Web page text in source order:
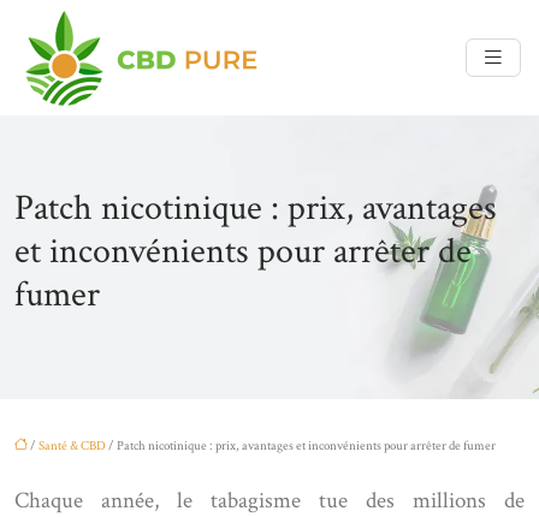
Patch nicotinique : prix, avantages
et inconvénients pour arrêter de
fumer
/ Santé & CBD/ Patch nicotinique : prix, avantages et inconvénients pour arrêter de fumer
Chaque année, le tabagisme tue des millions de